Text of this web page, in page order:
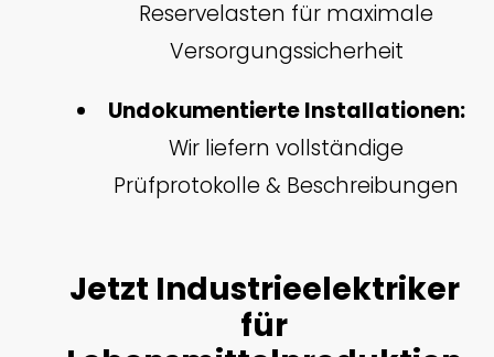
Reservelasten für maximale
Versorgungssicherheit
Undokumentierte Installationen:
Wir liefern vollständige
Prüfprotokolle & Beschreibungen
Jetzt Industrieelektriker
für